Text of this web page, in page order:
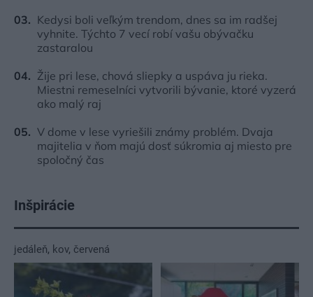
Kedysi boli veľkým trendom, dnes sa im radšej
vyhnite. Týchto 7 vecí robí vašu obývačku
zastaralou
Žije pri lese, chová sliepky a uspáva ju rieka.
Miestni remeselníci vytvorili bývanie, ktoré vyzerá
ako malý raj
V dome v lese vyriešili známy problém. Dvaja
majitelia v ňom majú dosť súkromia aj miesto pre
spoločný čas
Inšpirácie
jedáleň, kov, červená